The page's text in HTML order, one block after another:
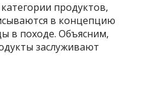
продуктов,
в концепцию
в походе. Объясним,
заслуживают